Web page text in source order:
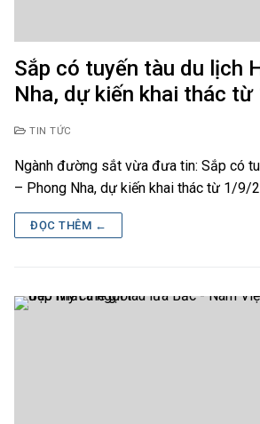
Sắp có tuyến tàu du lịch
Nha, dự kiến khai thác
TIN TỨC
Ngành đường sắt vừa đưa tin: Sắp có
– Phong Nha, dự kiến khai thác từ 1/9/
ĐỌC THÊM ←